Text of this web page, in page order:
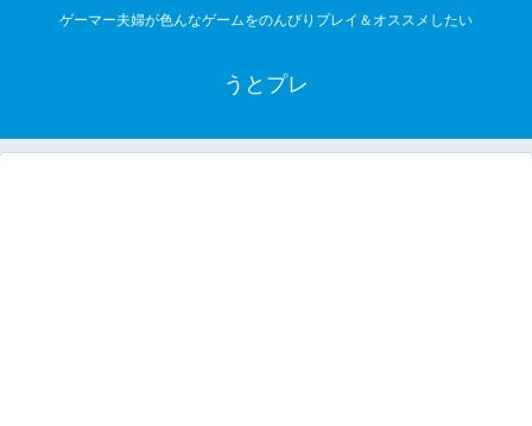
ゲーマー夫婦が色んなゲームをのんびりプレイ＆オススメしたい
うとプレ